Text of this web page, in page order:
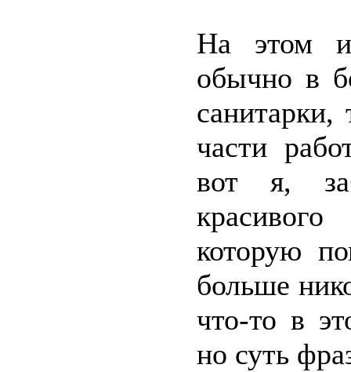
На этом
обычно в
части
вот я,
которую
больше
что-то в
но суть